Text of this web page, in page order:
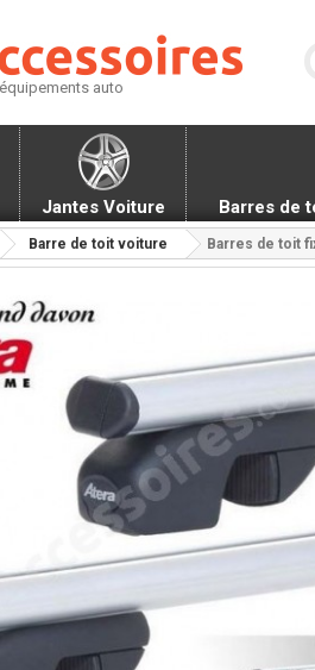
auto
Jantes Voiture Barres de
Barre de toit voiture Barres de toit